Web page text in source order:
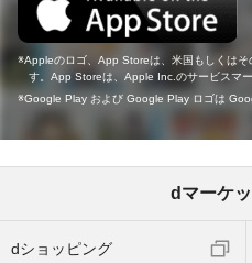
Appleのロゴ、App Storeは、米国もしくは
す。App Storeは、Apple Inc.のサービスマー
Google Play および Google Play ロゴは
dマーケ
dショッピング